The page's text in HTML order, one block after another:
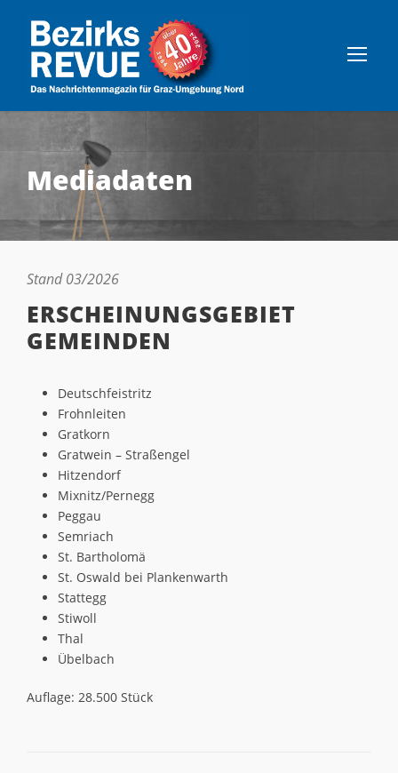
Mediadaten
Stand 03/2026
ERSCHEINUNGSGEBIET
GEMEINDEN
Deutschfeistritz
Frohnleiten
Gratkorn
Gratwein – Straßengel
Hitzendorf
Mixnitz/Pernegg
Peggau
Semriach
St. Bartholomä
St. Oswald bei Plankenwarth
Stattegg
Stiwoll
Thal
Übelbach
Auflage: 28.500 Stück